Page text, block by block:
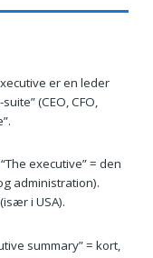
er en leder
(CEO, CFO,
executive” = den
administration).
i USA).
summary” = kort,